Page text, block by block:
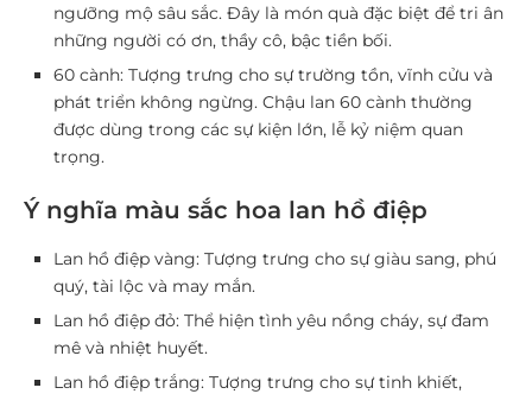
ngưỡng mộ sâu sắc. Đây là món quà đặc biệt để tri ân
những người có ơn, thầy cô, bậc tiền bối.
60 cành: Tượng trưng cho sự trường tồn, vĩnh cửu và
phát triển không ngừng. Chậu lan 60 cành thường
được dùng trong các sự kiện lớn, lễ kỷ niệm quan
trọng.
Ý nghĩa màu sắc hoa lan hồ điệp
Lan hồ điệp vàng: Tượng trưng cho sự giàu sang, phú
quý, tài lộc và may mắn.
Lan hồ điệp đỏ: Thể hiện tình yêu nồng cháy, sự đam
mê và nhiệt huyết.
Lan hồ điệp trắng: Tượng trưng cho sự tinh khiết,